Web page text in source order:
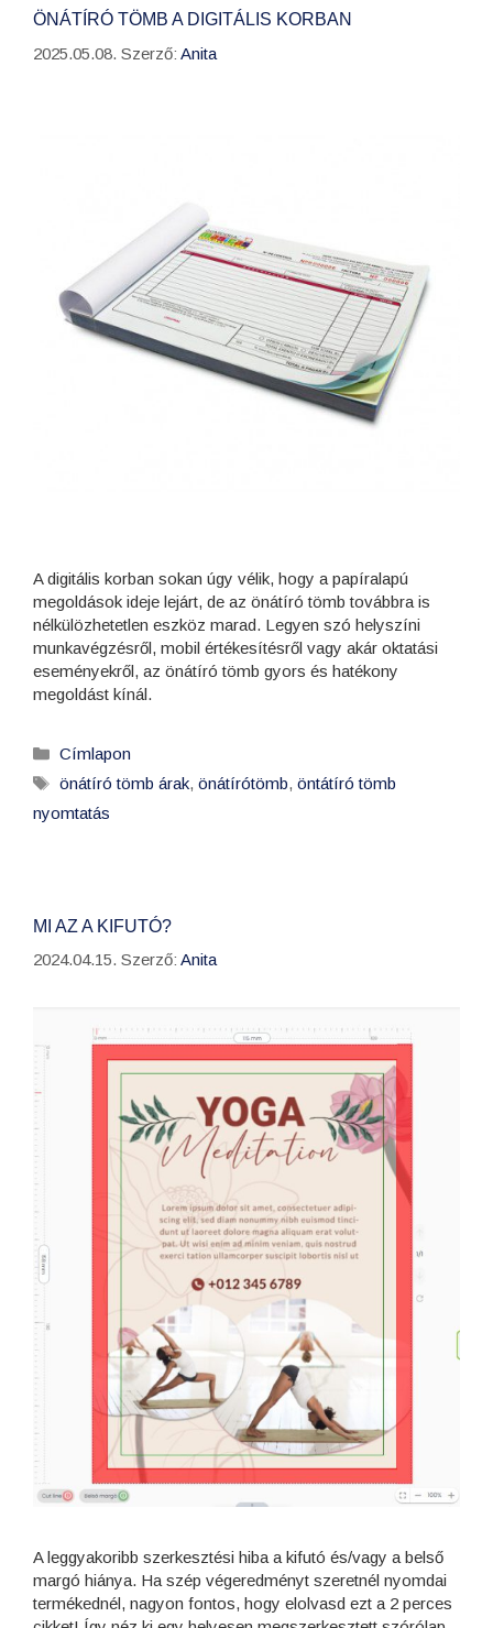
ÖNÁTÍRÓ TÖMB A DIGITÁLIS KORBAN
2025.05.08. Szerző: Anita
A digitális korban sokan úgy vélik, hogy a papíralapú
megoldások ideje lejárt, de az önátíró tömb továbbra is
nélkülözhetetlen eszköz marad. Legyen szó helyszíni
munkavégzésről, mobil értékesítésről vagy akár oktatási
eseményekről, az önátíró tömb gyors és hatékony
megoldást kínál.
Címlapon
önátíró tömb árak, önátírótömb, öntátíró tömb
nyomtatás
MI AZ A KIFUTÓ?
2024.04.15. Szerző: Anita
A leggyakoribb szerkesztési hiba a kifutó és/vagy a belső
margó hiánya. Ha szép végeredményt szeretnél nyomdai
termékednél, nagyon fontos, hogy elolvasd ezt a 2 perces